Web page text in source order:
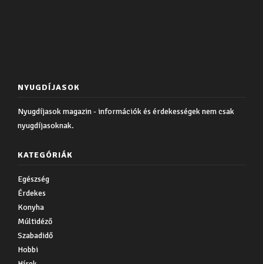
NYUGDÍJASOK
Nyugdíjasok magazin - információk és érdekességek nem csak
nyugdíjasoknak.
KATEGÓRIÁK
Egészség
Érdekes
Konyha
Múltidéző
Szabadidő
Hobbi